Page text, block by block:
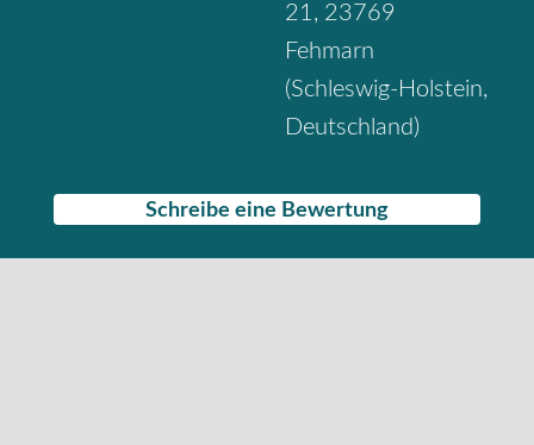
21, 23769
Fehmarn
(Schleswig-Holstein,
Deutschland)
Schreibe eine Bewertung